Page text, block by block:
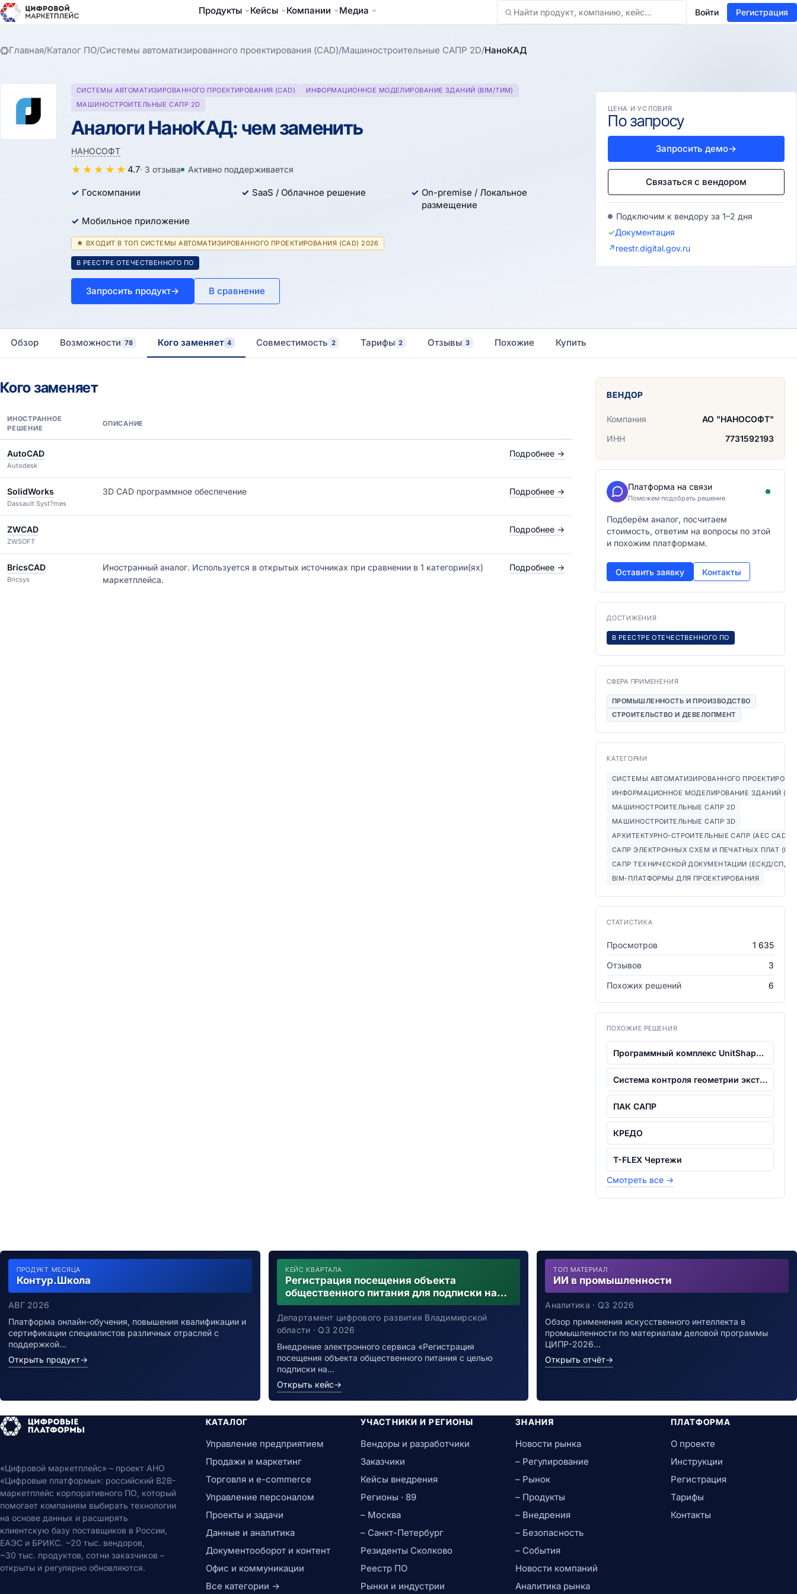
Продукты Кейсы Компании Медиа
Найти Войти Регистрация
Главная/Каталог ПО/Системы автоматизированного проектирования (CAD)/Машиностроительные САПР 2D/НаноКАД
СИСТЕМЫ АВТОМАТИЗИРОВАННОГО ПРОЕКТИРОВАНИЯ (CAD)
ИНФОРМАЦИОННОЕ МОДЕЛИРОВАНИЕ ЗДАНИЙ (BIM/ТИМ)
МАШИНОСТРОИТЕЛЬНЫЕ САПР 2D
Аналоги НаноКАД: чем заменить
НАНОСОФТ
★ ★ ★ ★ ★ 4.7· 3 отзыва Активно поддерживается
Госкомпании SaaS / Облачное решение
On-premise / Локальное
размещение
Мобильное приложение
★ ВХОДИТ В ТОП СИСТЕМЫ АВТОМАТИЗИРОВАННОГО ПРОЕКТИРОВАНИЯ (CAD) 2026
В РЕЕСТРЕ ОТЕЧЕСТВЕННОГО ПО
Запросить продукт→ В сравнение
ЦЕНА И УСЛОВИЯ
По запросу
Запросить демо→
Связаться с вендором
Подключим к вендору за 1–2 дня
✓Документация
↗reestr.digital.gov.ru
Обзор Возможности 78 Кого заменяет 4 Совместимость 2 Тарифы 2 Отзывы 3 Похожие Купить
Кого заменяет
ИНОСТРАННОЕ
РЕШЕНИЕ
ОПИСАНИЕ
AutoCAD
Autodesk
Подробнее →
SolidWorks
Dassault Syst?mes
3D CAD программное обеспечение Подробнее →
ZWCAD
ZWSOFT
Подробнее →
BricsCAD
Bricsys
Иностранный аналог. Используется в открытых источниках при сравнении в 1 категории(ях)
маркетплейса.
Подробнее →
ВЕНДОР
Компания
АО "НАНОСОФТ"
ИНН
7731592193
Платформа на связи
Поможем подобрать решение
Подберём аналог, посчитаем
стоимость, ответим на вопросы по этой
и похожим платформам.
Оставить заявку Контакты
ДОСТИЖЕНИЯ
В РЕЕСТРЕ ОТЕЧЕСТВЕННОГО ПО
СФЕРА ПРИМЕНЕНИЯ
ПРОМЫШЛЕННОСТЬ И ПРОИЗВОДСТВО
СТРОИТЕЛЬСТВО И ДЕВЕЛОПМЕНТ
КАТЕГОРИИ
СИСТЕМЫ АВТОМАТИЗИРОВАННОГО
ИНФОРМАЦИОННОЕ МОДЕЛИРОВАНИЕ ЗДАНИЙ
МАШИНОСТРОИТЕЛЬНЫЕ САПР 2D
МАШИНОСТРОИТЕЛЬНЫЕ САПР 3D
АРХИТЕКТУРНО-СТРОИТЕЛЬНЫЕ САПР (AEC CAD)
САПР ЭЛЕКТРОННЫХ СХЕМ И ПЕЧАТНЫХ ПЛАТ
САПР ТЕХНИЧЕСКОЙ ДОКУМЕНТАЦИИ (ЕСКД/СПДС)
BIM-ПЛАТФОРМЫ ДЛЯ ПРОЕКТИРОВАНИЯ
СТАТИСТИКА
Просмотров
1 635
Отзывов
3
Похожих решений
6
ПОХОЖИЕ РЕШЕНИЯ
Программный комплекс UnitShape для кон...
Система контроля геометрии экструзионн...
ПАК САПР
КРЕДО
T-FLEX Чертежи
Смотреть все →
ПРОДУКТ МЕСЯЦА
Контур.Школа
АВГ 2026
Платформа онлайн-обучения, повышения квалификации и
сертификации специалистов различных отраслей с
поддержкой…
Открыть продукт→
КЕЙС КВАРТАЛА
Регистрация посещения объекта
общественного питания для подписки на
уведомления о возможном контакте с
заболевшим новой коронавирусной
инфекцией
Департамент цифрового развития Владимирской
области · Q3 2026
Внедрение электронного сервиса «Регистрация
посещения объекта общественного питания с целью
подписки на…
Открыть кейс→
ТОП МАТЕРИАЛ
ИИ в промышленности
Аналитика · Q3 2026
Обзор применения искусственного интеллекта в
промышленности по материалам деловой программы
ЦИПР-2026…
Открыть отчёт→
«Цифровой маркетплейс» – проект АНО
«Цифровые платформы»: российский B2B-
маркетплейс корпоративного ПО, который
помогает компаниям выбирать технологии
на основе данных и расширять
клиентскую базу поставщиков в России,
ЕАЭС и БРИКС. ~20 тыс. вендоров,
~30 тыс. продуктов, сотни заказчиков –
открыты и регулярно обновляются.
КАТАЛОГ
Управление предприятием
Продажи и маркетинг
Торговля и e-commerce
Управление персоналом
Проекты и задачи
Данные и аналитика
Документооборот и контент
Офис и коммуникации
Все категории →
УЧАСТНИКИ И РЕГИОНЫ
Вендоры и разработчики
Заказчики
Кейсы внедрения
Регионы · 89
– Москва
– Санкт-Петербург
Резиденты Сколково
Реестр ПО
Рынки и индустрии
ЗНАНИЯ
Новости рынка
– Регулирование
– Рынок
– Продукты
– Внедрения
– Безопасность
– События
Новости компаний
Аналитика рынка
ПЛАТФОРМА
О проекте
Инструкции
Регистрация
Тарифы
Контакты